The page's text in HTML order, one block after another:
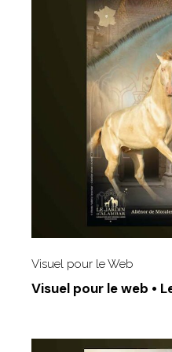
Visuel pour le Web
Visuel pour le web •